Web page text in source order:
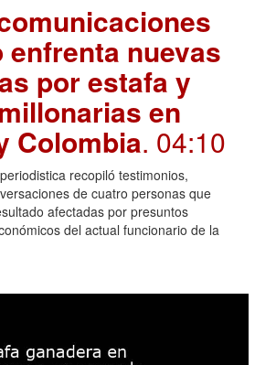
enfrenta nuevas
por estafa y
en
Colombia. 04:10
recopiló testimonios,
de cuatro personas que
afectadas por presuntos
del actual funcionario de la